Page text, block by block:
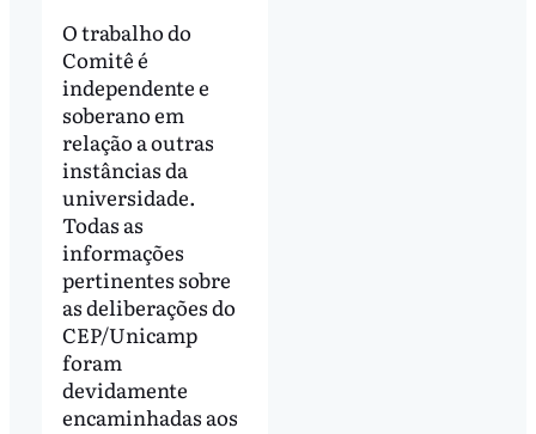
O trabalho do
Comitê é
independente e
soberano em
relação a outras
instâncias da
universidade.
Todas as
informações
pertinentes sobre
as deliberações do
CEP/Unicamp
foram
devidamente
encaminhadas aos